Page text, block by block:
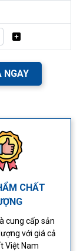
NGAY
CHẤT
cung cấp sản
với giá cả
Việt Nam